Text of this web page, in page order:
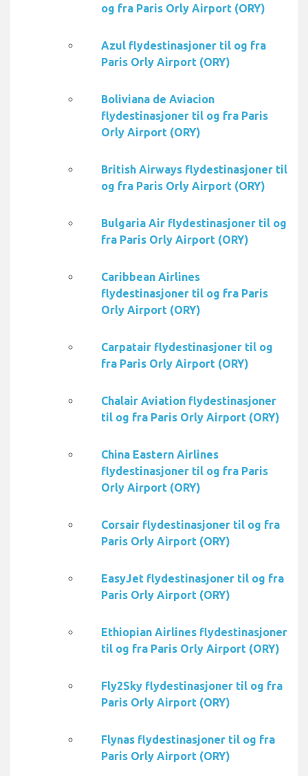
og fra Paris Orly Airport (ORY)
Azul flydestinasjoner til og fra
Paris Orly Airport (ORY)
Boliviana de Aviacion
flydestinasjoner til og fra Paris
Orly Airport (ORY)
British Airways flydestinasjoner til
og fra Paris Orly Airport (ORY)
Bulgaria Air flydestinasjoner til og
fra Paris Orly Airport (ORY)
Caribbean Airlines
flydestinasjoner til og fra Paris
Orly Airport (ORY)
Carpatair flydestinasjoner til og
fra Paris Orly Airport (ORY)
Chalair Aviation flydestinasjoner
til og fra Paris Orly Airport (ORY)
China Eastern Airlines
flydestinasjoner til og fra Paris
Orly Airport (ORY)
Corsair flydestinasjoner til og fra
Paris Orly Airport (ORY)
EasyJet flydestinasjoner til og fra
Paris Orly Airport (ORY)
Ethiopian Airlines flydestinasjoner
til og fra Paris Orly Airport (ORY)
Fly2Sky flydestinasjoner til og fra
Paris Orly Airport (ORY)
Flynas flydestinasjoner til og fra
Paris Orly Airport (ORY)